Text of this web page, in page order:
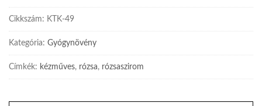
Cikkszám: KTK-49
Kategória: Gyógynövény
Címkék: kézműves, rózsa, rózsaszirom